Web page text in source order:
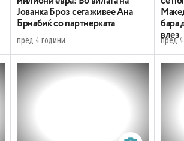
Јованка Броз сега живее Ана
Брнабиќ со партнерката
пред 4 години
бара
влез
пред